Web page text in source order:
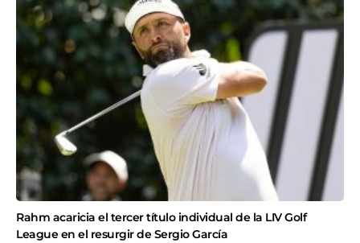
Rahm acaricia el tercer título individual de la LIV Golf
League en el resurgir de Sergio García